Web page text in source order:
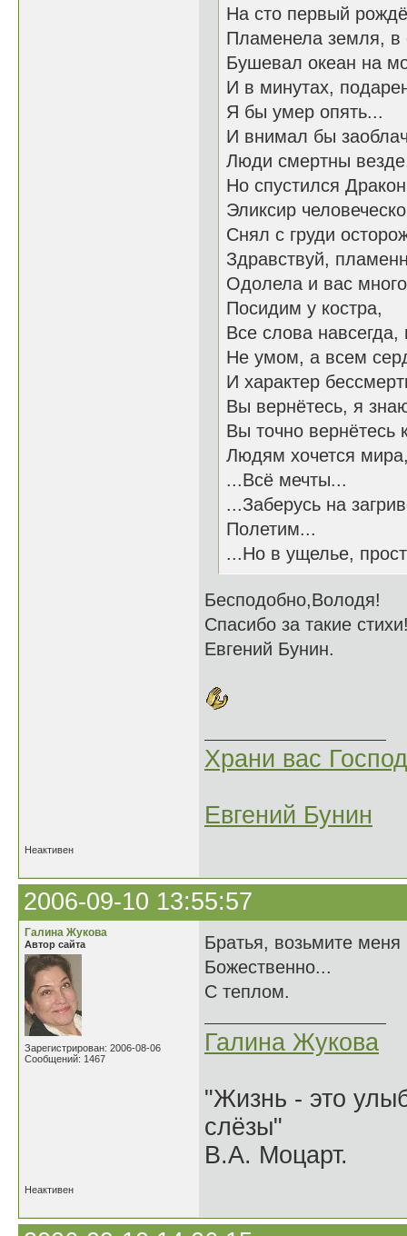
На сто первый
Пламенела земля, в
Бушевал океан на
И в минутах,
Я бы умер опять...
И внимал бы
Люди смертны
Но спустился
Эликсир
Снял с груди
Здравствуй,
Одолела и вас
Посидим у костра,
Все слова
Не умом, а всем
И характер
Вы вернётесь, я
Вы точно вернётесь
Людям хочется
...Всё мечты...
...Заберусь на
Полетим...
...Но в ущелье,
Бесподобно,Володя!
Спасибо за такие
Евгений Бунин.
Храни вас
Евгений Бунин
Неактивен
2006-09-10 13:55:57
Галина Жукова
Автор сайта
Зарегистрирован: 2006-08-06
Сообщений: 1467
Братья, возьмите
Божественно...
С теплом.
Галина Жукова
"Жизнь - это
слёзы"
В.А. Моцарт.
Неактивен